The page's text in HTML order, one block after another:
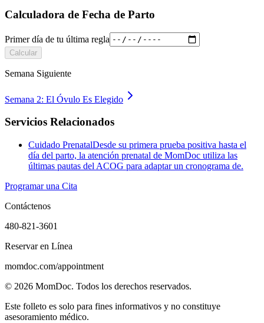
Calculadora de Fecha de Parto
Primer día de tu última regla
Calcular
Semana Siguiente
Semana 2: El Óvulo Es Elegido
Servicios Relacionados
Cuidado PrenatalDesde su primera prueba positiva hasta el
día del parto, la atención prenatal de MomDoc utiliza las
últimas pautas del ACOG para adaptar un cronograma de.
Programar una Cita
Contáctenos
480-821-3601
Reservar en Línea
momdoc.com/appointment
© 2026 MomDoc. Todos los derechos reservados.
Este folleto es solo para fines informativos y no constituye
asesoramiento médico.